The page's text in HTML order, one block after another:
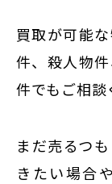
買取が可能
件、殺人物
件でもご相談
まだ売るつ
きたい場合